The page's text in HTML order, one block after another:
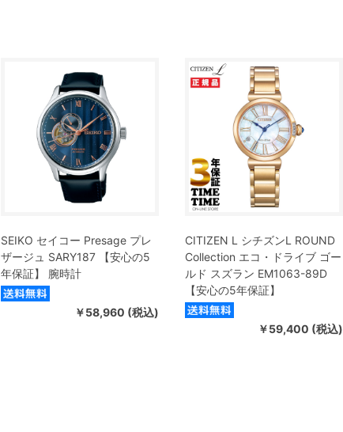
SEIKO セイコー Presage プレ
ザージュ SARY187 【安心の5
年保証】 腕時計
￥58,960 (税込)
CITIZEN L シチズンL ROUND
Collection エコ・ドライブ ゴー
ルド スズラン EM1063-89D
【安心の5年保証】
￥59,400 (税込)